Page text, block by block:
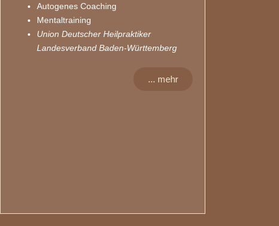
Autogenes Coaching
Mentaltraining
Union Deutscher Heilpraktiker
Landesverband Baden-Württemberg
... mehr